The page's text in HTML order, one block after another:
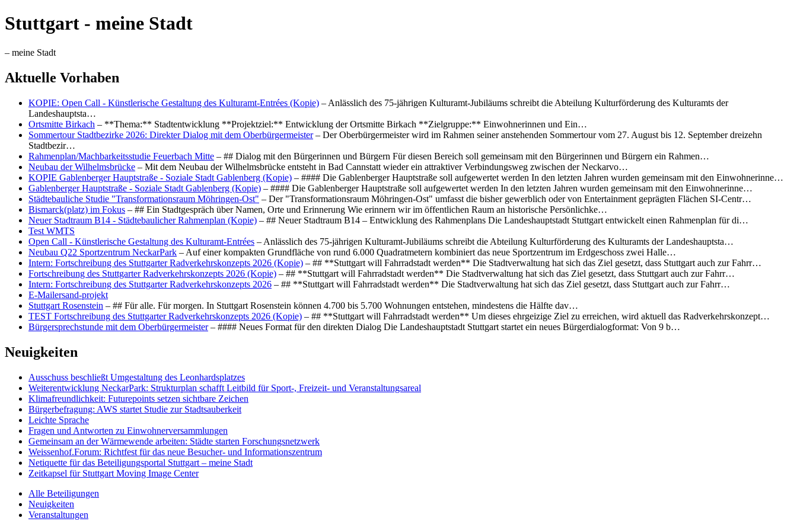
Stuttgart - meine Stadt
– meine Stadt
Aktuelle Vorhaben
KOPIE: Open Call - Künstlerische Gestaltung des Kulturamt-Entrées (Kopie) – Anlässlich des 75-jährigen Kulturamt-Jubiläums schreibt die Abteilung Kulturförderung des Kulturamts der
Landeshauptsta…
Ortsmitte Birkach – **Thema:** Stadtentwicklung **Projektziel:** Entwicklung der Ortsmitte Birkach **Zielgruppe:** Einwohnerinnen und Ein…
Sommertour Stadtbezirke 2026: Direkter Dialog mit dem Oberbürgermeister– Der Oberbürgermeister wird im Rahmen seiner anstehenden Sommertour vom 27. August bis 12. September dreizehn
Stadtbezir…
Rahmenplan/Machbarkeitsstudie Feuerbach Mitte – ## Dialog mit den Bürgerinnen und Bürgern Für diesen Bereich soll gemeinsam mit den Bürgerinnen und Bürgern ein Rahmen…
Neubau der Wilhelmsbrücke – Mit dem Neubau der Wilhelmsbrücke entsteht in Bad Cannstatt wieder ein attraktiver Verbindungsweg zwischen der Neckarvo…
KOPIE Gablenberger Hauptstraße - Soziale Stadt Gablenberg (Kopie) – #### Die Gablenberger Hauptstraße soll aufgewertet werden In den letzten Jahren wurden gemeinsam mit den Einwohnerinne…
Gablenberger Hauptstraße - Soziale Stadt Gablenberg (Kopie) – #### Die Gablenberger Hauptstraße soll aufgewertet werden In den letzten Jahren wurden gemeinsam mit den Einwohnerinne…
Städtebauliche Studie "Transformationsraum Möhringen-Ost" – Der "Transformationsraum Möhringen-Ost" umfasst die bisher gewerblich oder von Entertainment geprägten Flächen SI-Centr…
Bismarck(platz) im Fokus – ## Ein Stadtgespräch über Namen, Orte und Erinnerung Wie erinnern wir im öffentlichen Raum an historische Persönlichke…
Neuer Stadtraum B14 - Städtebaulicher Rahmenplan (Kopie) – ## Neuer Stadtraum B14 – Entwicklung des Rahmenplans Die Landeshauptstadt Stuttgart entwickelt einen Rahmenplan für di…
Test WMTS
Open Call - Künstlerische Gestaltung des Kulturamt-Entrées – Anlässlich des 75-jährigen Kulturamt-Jubiläums schreibt die Abteilung Kulturförderung des Kulturamts der Landeshauptsta…
Neubau Q22 Sportzentrum NeckarPark – Auf einer kompakten Grundfläche von rund 6.000 Quadratmetern kombiniert das neue Sportzentrum im Erdgeschoss zwei Halle…
Intern: Fortschreibung des Stuttgarter Radverkehrskonzepts 2026 (Kopie) – ## **Stuttgart will Fahrradstadt werden** Die Stadtverwaltung hat sich das Ziel gesetzt, dass Stuttgart auch zur Fahrr…
Fortschreibung des Stuttgarter Radverkehrskonzepts 2026 (Kopie) – ## **Stuttgart will Fahrradstadt werden** Die Stadtverwaltung hat sich das Ziel gesetzt, dass Stuttgart auch zur Fahrr…
Intern: Fortschreibung des Stuttgarter Radverkehrskonzepts 2026 – ## **Stuttgart will Fahrradstadt werden** Die Stadtverwaltung hat sich das Ziel gesetzt, dass Stuttgart auch zur Fahrr…
E-Mailersand-projekt
Stuttgart Rosenstein – ## Für alle. Für morgen. In Stuttgart Rosenstein können 4.700 bis 5.700 Wohnungen entstehen, mindestens die Hälfte dav…
TEST Fortschreibung des Stuttgarter Radverkehrskonzepts 2026 (Kopie) – ## **Stuttgart will Fahrradstadt werden** Um dieses ehrgeizige Ziel zu erreichen, wird aktuell das Radverkehrskonzept…
Bürgersprechstunde mit dem Oberbürgermeister– #### Neues Format für den direkten Dialog Die Landeshauptstadt Stuttgart startet ein neues Bürgerdialogformat: Von 9 b…
Neuigkeiten
Ausschuss beschließt Umgestaltung des Leonhards­platzes
Weiterentwicklung NeckarPark: Strukturplan schafft Leitbild für Sport-, Freizeit- und Veranstaltungsareal
Klimafreundlichkeit: Futurepoints setzen sichtbare Zeichen
Bürgerbefragung: AWS startet Studie zur Stadtsauberkeit
Leichte Sprache
Fragen und Antworten zu Einwohnerversammlungen
Gemeinsam an der Wärmewende arbeiten: Städte starten Forschungsnetzwerk
Weissenhof.Forum: Richtfest für das neue Besucher- und Informationszentrum
Netiquette für das Beteiligungsportal Stuttgart – meine Stadt
Zeitkapsel für Stuttgart Moving Image Center
Alle Beteiligungen
Neuigkeiten
Veranstaltungen